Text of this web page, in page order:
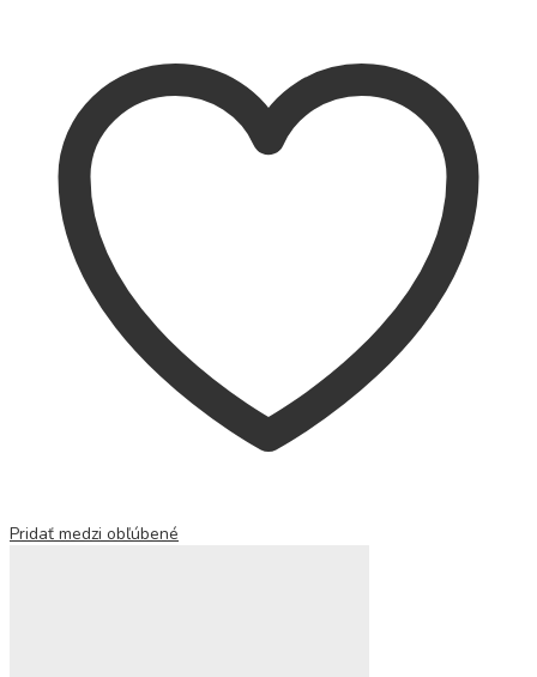
Pridať medzi obľúbené